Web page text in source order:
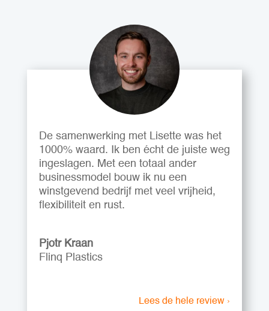
De samenwerking met Lisette was het
1000% waard. Ik ben écht de juiste weg
ingeslagen. Met een totaal ander
businessmodel bouw ik nu een
winstgevend bedrijf met veel vrijheid,
flexibiliteit en rust.
Pjotr Kraan
Flinq Plastics
Lees de hele review ›